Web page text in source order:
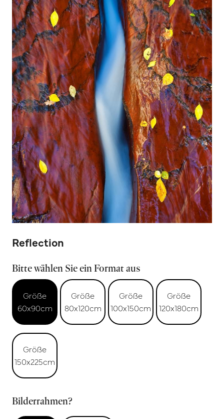
Reflection
Bitte wählen Sie ein Format aus
Größe
60x90cm
Größe
80x120cm
Größe
100x150cm
Größe
120x180cm
Größe
150x225cm
Bilderrahmen?